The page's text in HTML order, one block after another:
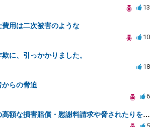
13
用は二次被害のような
10
に、引っかかりました。
18
らの脅迫
6
被害者からの高額な損害賠償・慰謝料請求や脅されたりをやめてもらう方法